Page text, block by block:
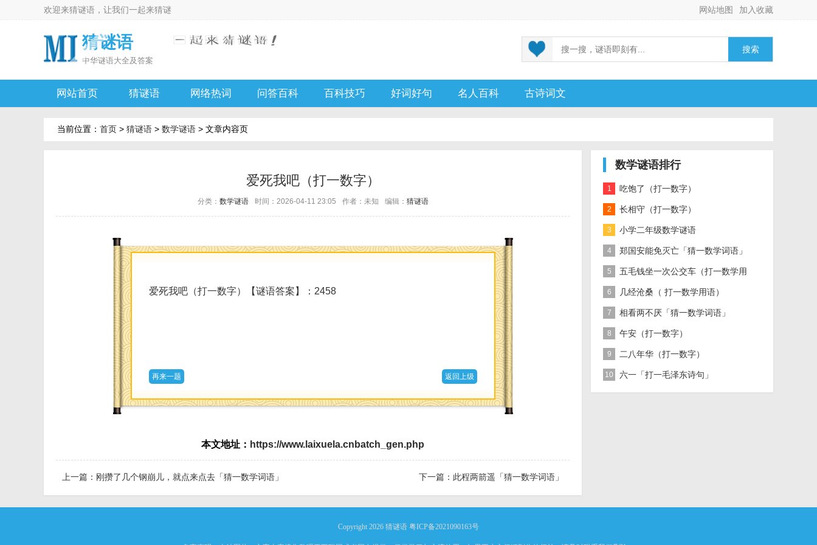
欢迎来猜谜语 ，让我们一起来猜谜 加入收藏
网站地图
猜谜语
中华谜语大全及答案
搜索
网站首页 猜谜语 网络热词 问答百科 百科技巧 好词好句 名人百科 古诗词文
当前位置： 首页 > 猜谜语 > 数学谜语 > 文章内容页
爱死我吧（打一数字）
分类： 数学谜语 时间：2026-04-11 23:05 作者：未知 编辑： 猜谜语
爱死我吧（打一数字）【谜语答案】：2458
再来一题 返回上级
本文地址： https://www.laixuela.cnbatch_gen.php
上一篇： 刚攒了几个钢崩儿，就点来点去「猜一数学词语」 下一篇： 此程两箭遥「猜一数学词语」
数学谜语排行
1 吃饱了（打一数字）
2 长相守（打一数字）
3 小学二年级数学谜语
4 郑国安能免灭亡「猜一数学词语」
5 五毛钱坐一次公交车（打一数学用
语）
6 几经沧桑（ 打一数学用语）
7 相看两不厌「猜一数学词语」
8 午安（打一数字）
9 二八年华（打一数字）
10 六一「打一毛泽东诗句」
Copyright 2026 猜谜语 粤ICP备2021090163号